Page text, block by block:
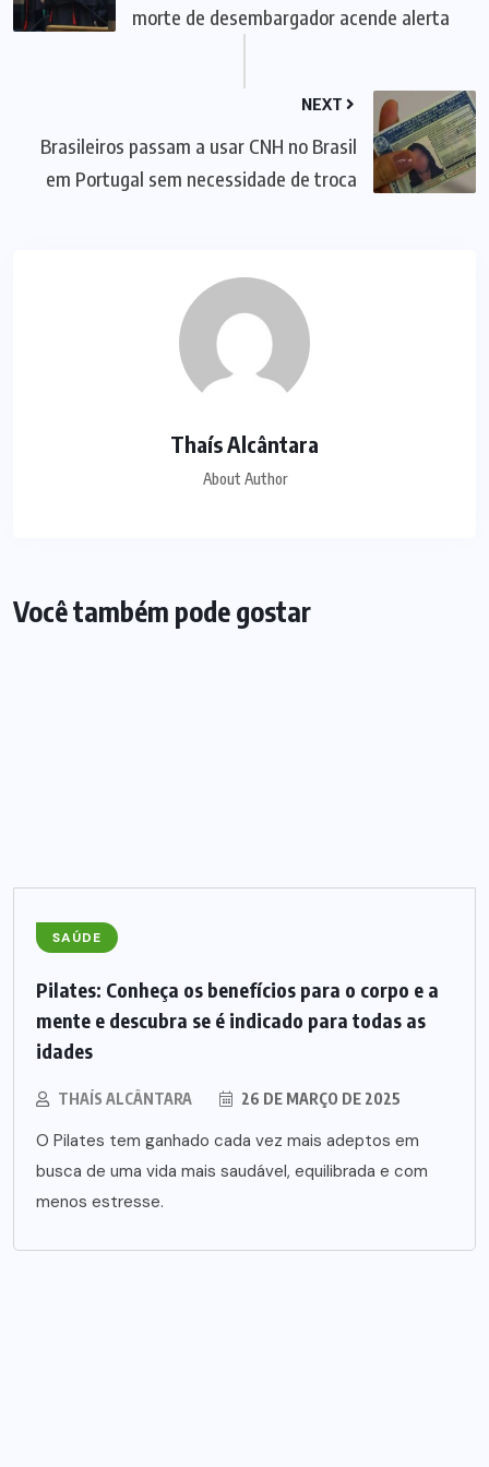
morte de desembargador acende alerta
NEXT
Brasileiros passam a usar CNH no Brasil
em Portugal sem necessidade de troca
Thaís Alcântara
About Author
Você também pode gostar
SAÚDE
Pilates: Conheça os benefícios para o corpo e a
mente e descubra se é indicado para todas as
idades
THAÍS ALCÂNTARA 26 DE MARÇO DE 2025
O Pilates tem ganhado cada vez mais adeptos em
busca de uma vida mais saudável, equilibrada e com
menos estresse.